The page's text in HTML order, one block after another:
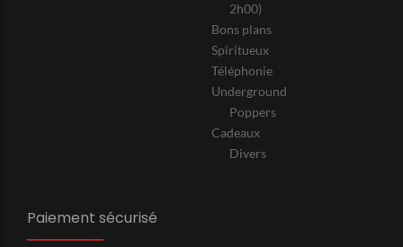
2h00)
Bons plans
Spiritueux
Téléphonie
Underground
Poppers
Cadeaux
Divers
Paiement sécurisé